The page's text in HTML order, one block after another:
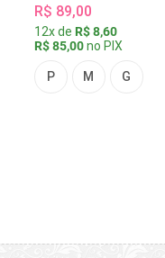
R$ 89,00
12x de R$ 8,60
R$ 85,00no PIX
P M G